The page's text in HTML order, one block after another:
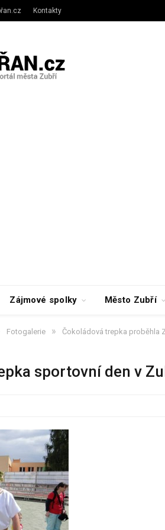
Kontakty
Zájmové spolky Město Zubří
Fotogalerie » Čokoládová trepka proběhla
sportovní den v